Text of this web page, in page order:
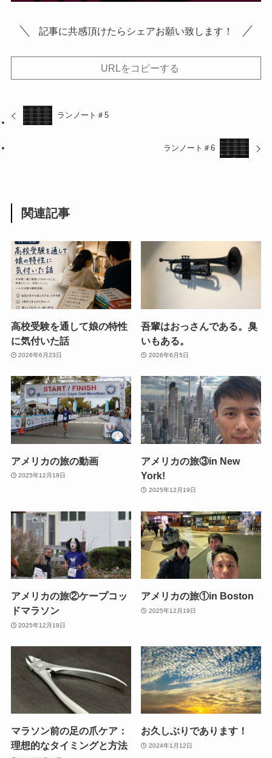
記事に共感頂けたらシェアお願い致します！
URLをコピーする
ランノート＃5
ランノート＃6
関連記事
高校受験を通して娘の特性
に気付いた話
2026年6月23日
吾輩はおっさんである。臭
いもある。
2026年6月5日
アメリカの旅の動画
2025年12月19日
アメリカの旅③in New
York!
2025年12月19日
アメリカの旅②ケープコッ
ドマラソン
2025年12月19日
アメリカの旅①in Boston
2025年12月19日
マラソン前の足の爪ケア：
理想的なタイミングと方法
お久しぶりであります！
2024年1月12日